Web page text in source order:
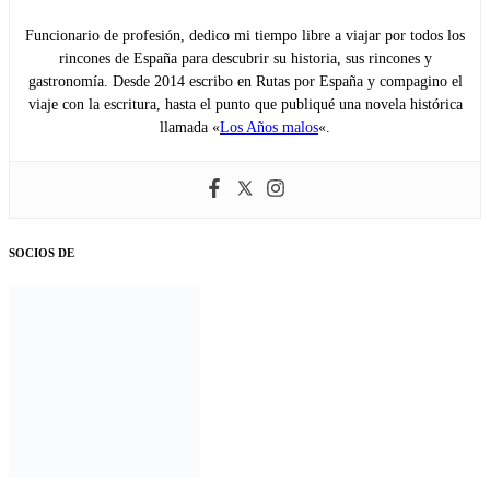
Funcionario de profesión, dedico mi tiempo libre a viajar por todos los
rincones de España para descubrir su historia, sus rincones y
gastronomía. Desde 2014 escribo en Rutas por España y compagino el
viaje con la escritura, hasta el punto que publiqué una novela histórica
llamada «Los Años malos«.
SOCIOS DE